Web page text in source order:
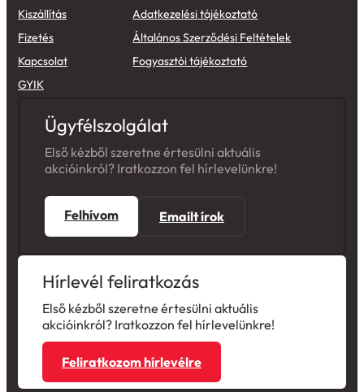
Kiszállítás
Fizetés
Kapcsolat
GYIK
Adatkezelési tájékoztató
Általános Szerződési Feltételek
Fogyasztói tájékoztató
Ügyfélszolgálat
Első kézből szeretne értesülni aktuális
akcióinkról? Iratkozzon fel hírlevelünkre!
Felhívom Emailt írok
Hírlevél feliratkozás
Első kézből szeretne értesülni aktuális
akcióinkról? Iratkozzon fel hírlevelünkre!
Feliratkozom hírlevélre